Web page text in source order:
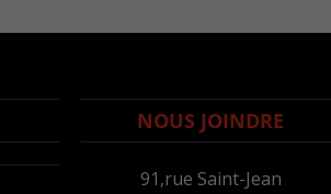
NOUS JOINDRE
91,rue Saint-Jean